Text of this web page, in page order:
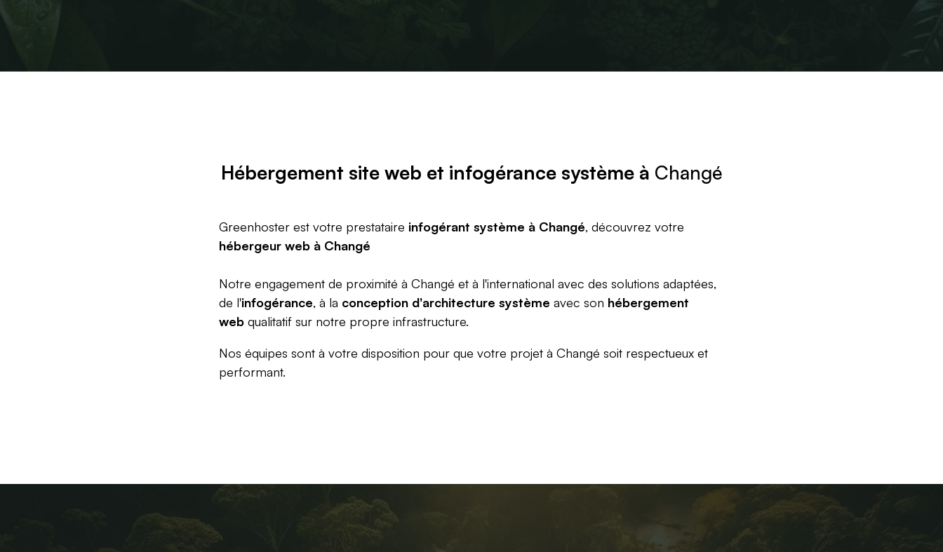
Hébergement site web et infogérance système à Changé
Greenhoster est votre prestataire infogérant système à Changé, découvrez votre
hébergeur web à Changé
Notre engagement de proximité à Changé et à l'international avec des solutions adaptées,
de l'infogérance, à la conception d'architecture système avec son hébergement
web qualitatif sur notre propre infrastructure.
Nos équipes sont à votre disposition pour que votre projet à Changé soit respectueux et
performant.